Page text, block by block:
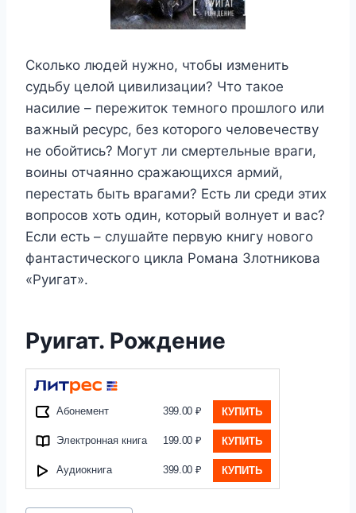
Сколько людей нужно, чтобы изменить
судьбу целой цивилизации? Что такое
насилие – пережиток темного прошлого или
важный ресурс, без которого человечеству
не обойтись? Могут ли смертельные враги,
воины отчаянно сражающихся армий,
перестать быть врагами? Есть ли среди этих
вопросов хоть один, который волнует и вас?
Если есть – слушайте первую книгу нового
фантастического цикла Романа Злотникова
«Руигат».
Руигат. Рождение
Абонемент 399.00 ₽ КУПИТЬ
Электронная книга 199.00 ₽ КУПИТЬ
Аудиокнига 399.00 ₽ КУПИТЬ